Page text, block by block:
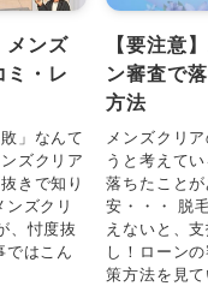
メンズ
ミ・レ
」なんて
ズクリア
きで知り
ズクリ
、忖度抜
ではこん
【要注意
ン審査で
方法
メンズクリ
うと考えて
落ちたこと
安・・・ 脱
えないと、
し！ローン
策方法を見